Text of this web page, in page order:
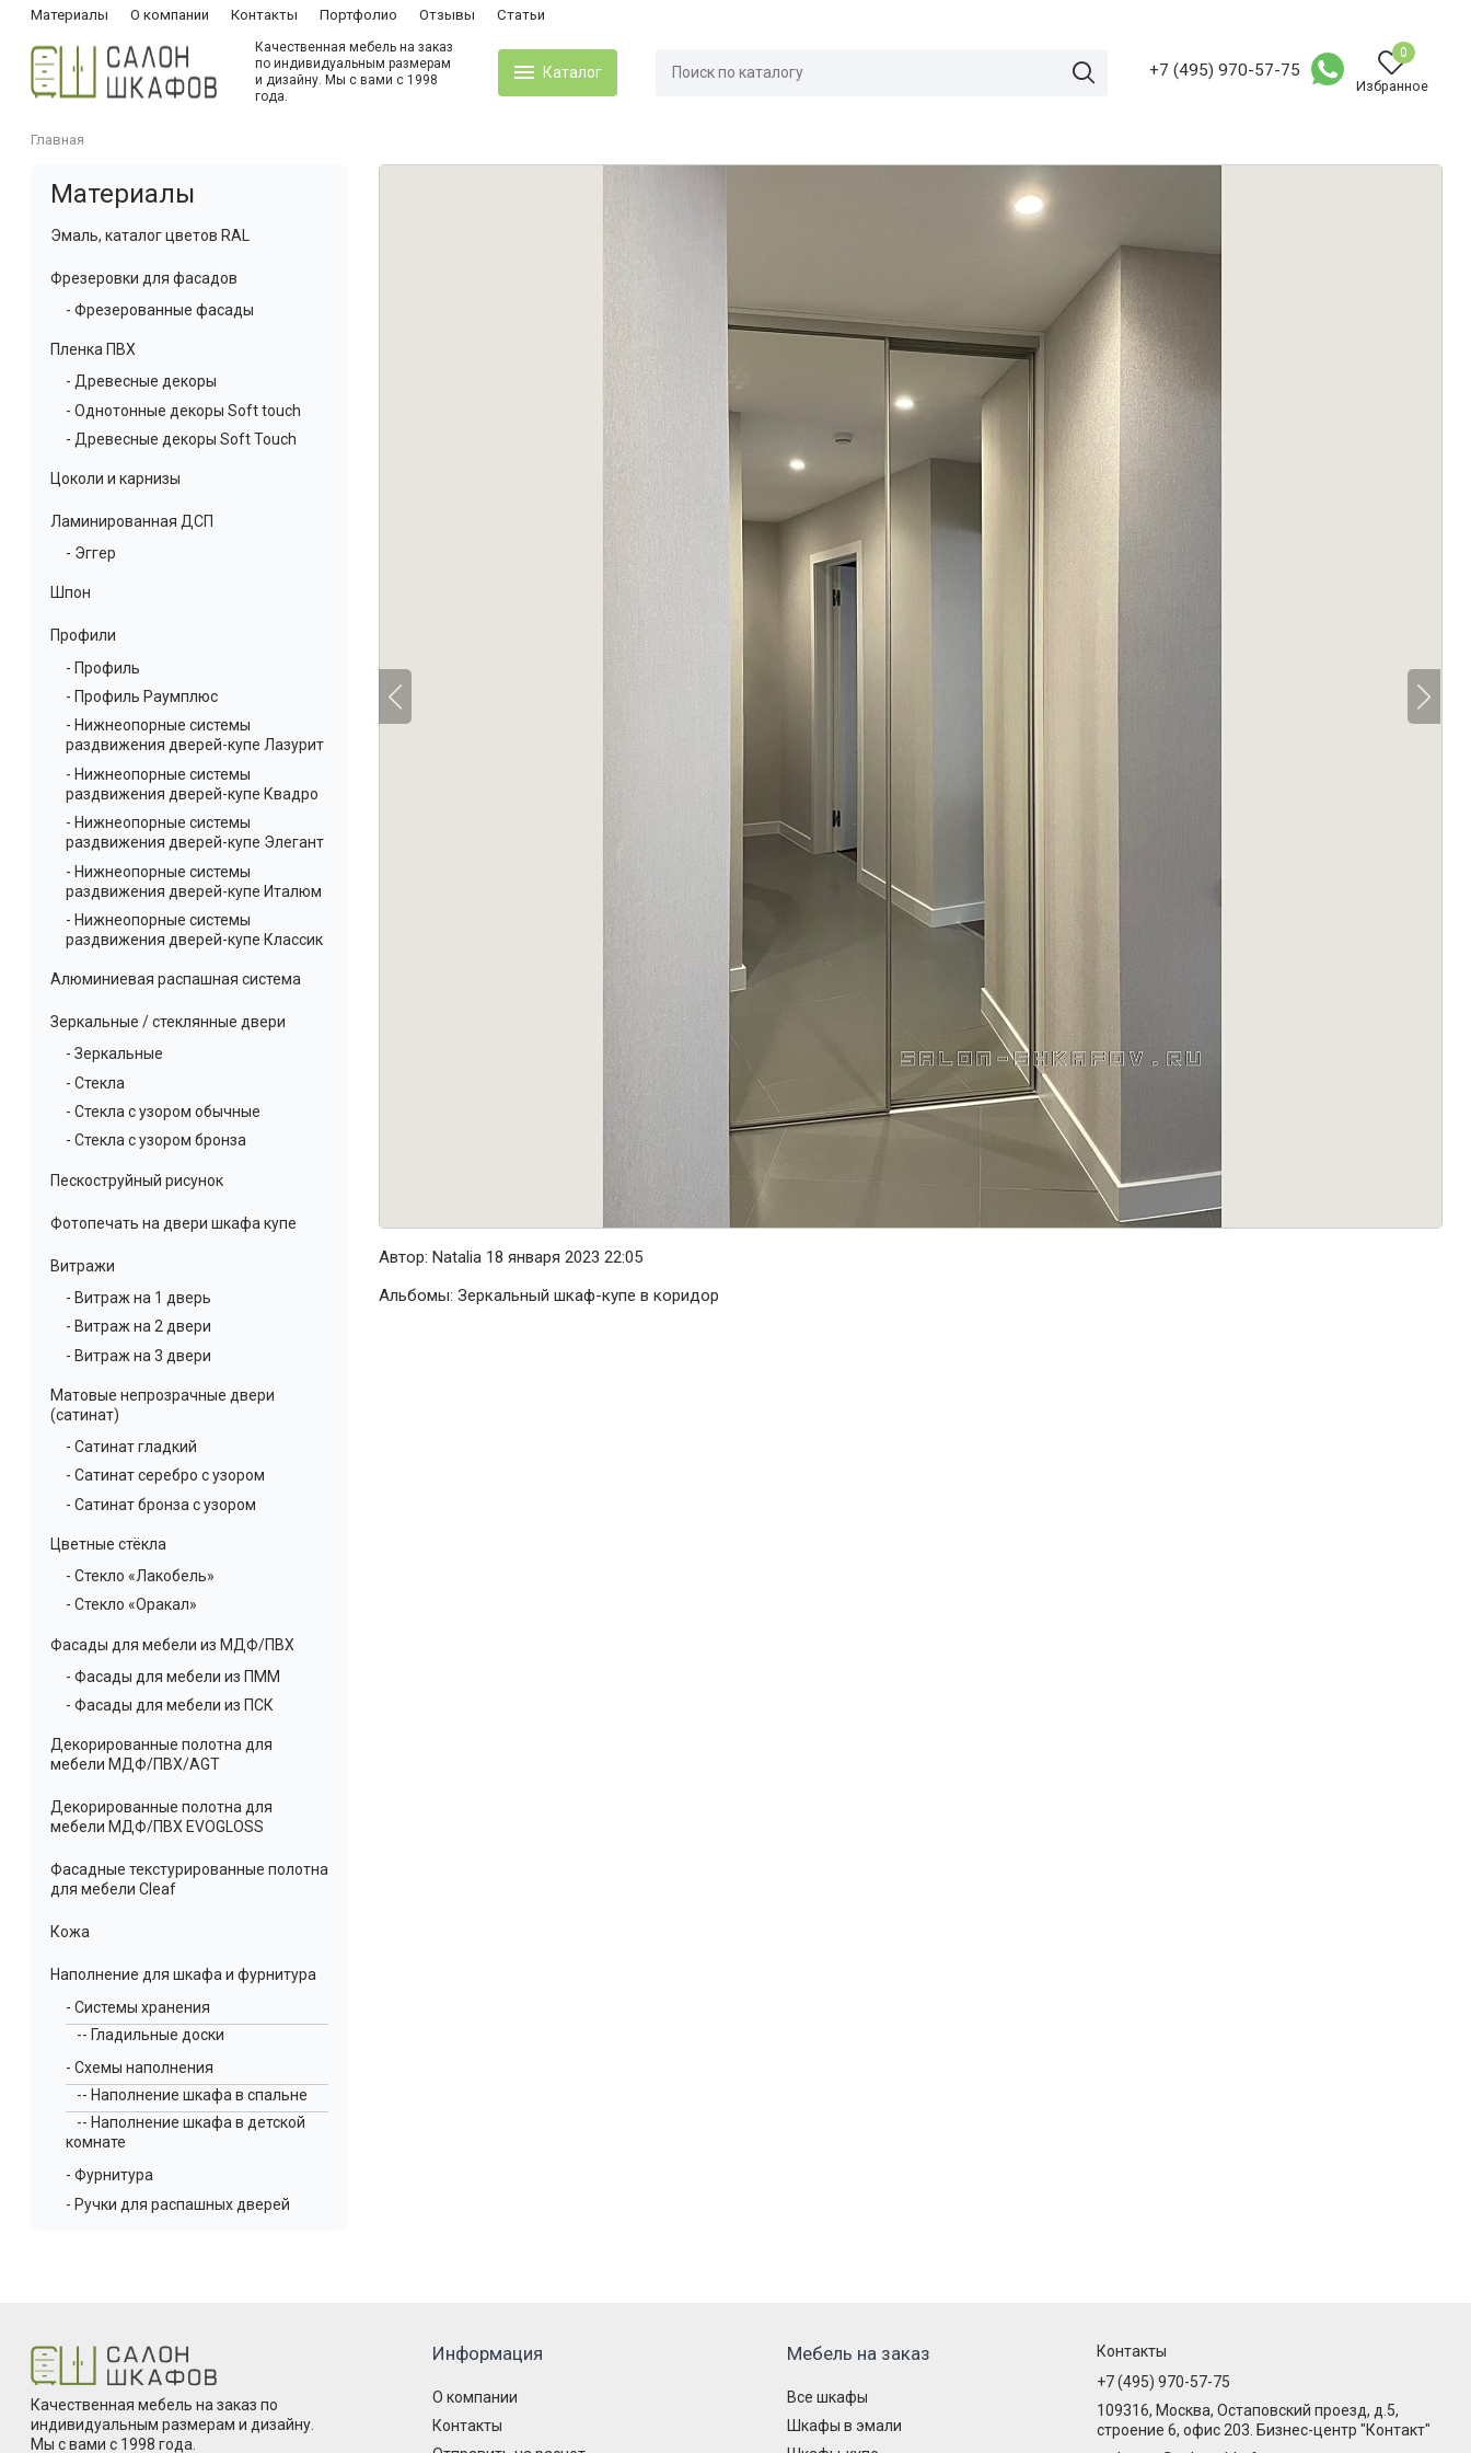
Материалы О компании Контакты Портфолио Отзывы Статьи
Качественная мебель на заказ
по индивидуальным размерам
и дизайну. Мы с вами с 1998
года.
Каталог +7 (495) 970-57-75
0
Избранное
Главная
Материалы
Эмаль, каталог цветов RAL
Фрезеровки для фасадов
- Фрезерованные фасады
Пленка ПВХ
- Древесные декоры
- Однотонные декоры Soft touch
- Древесные декоры Soft Touch
Цоколи и карнизы
Ламинированная ДСП
- Эггер
Шпон
Профили
- Профиль
- Профиль Раумплюс
- Нижнеопорные системы
раздвижения дверей-купе Лазурит
- Нижнеопорные системы
раздвижения дверей-купе Квадро
- Нижнеопорные системы
раздвижения дверей-купе Элегант
- Нижнеопорные системы
раздвижения дверей-купе Италюм
- Нижнеопорные системы
раздвижения дверей-купе Классик
Алюминиевая распашная система
Зеркальные / стеклянные двери
- Зеркальные
- Стекла
- Стекла с узором обычные
- Стекла с узором бронза
Пескоструйный рисунок
Фотопечать на двери шкафа купе
Витражи
- Витраж на 1 дверь
- Витраж на 2 двери
- Витраж на 3 двери
Матовые непрозрачные двери
(сатинат)
- Сатинат гладкий
- Сатинат серебро с узором
- Сатинат бронза с узором
Цветные стёкла
- Стекло «Лакобель»
- Стекло «Оракал»
Фасады для мебели из МДФ/ПВХ
- Фасады для мебели из ПММ
- Фасады для мебели из ПСК
Декорированные полотна для
мебели МДФ/ПВХ/AGT
Декорированные полотна для
мебели МДФ/ПВХ EVOGLOSS
Фасадные текстурированные полотна
для мебели Cleaf
Кожа
Наполнение для шкафа и фурнитура
- Системы хранения
-- Гладильные доски
- Схемы наполнения
-- Наполнение шкафа в спальне
-- Наполнение шкафа в детской
комнате
- Фурнитура
- Ручки для распашных дверей
Автор:Natalia 18 января 2023 22:05
Альбомы:Зеркальный шкаф-купе в коридор
Качественная мебель на заказ по
индивидуальным размерам и дизайну.
Мы с вами с 1998 года.
Информация
О компании
Контакты
Мебель на заказ
Все шкафы
Шкафы в эмали
Контакты
+7 (495) 970-57-75
109316, Москва, Остаповский проезд, д.5,
строение 6, офис 203. Бизнес-центр "Контакт"